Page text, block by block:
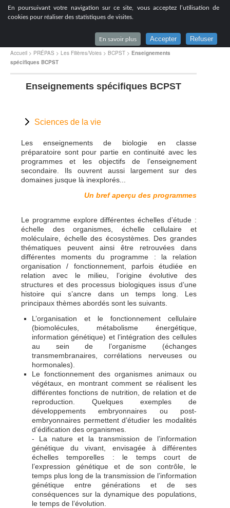
En poursuivant votre navigation sur ce site, vous acceptez l’utilisation de
cookies pour réaliser des statistiques de visites.
En savoir plus Accepter Refuser
Lycée du Parc à Lyon
Accueil > PRÉPAS > Les Filières/Voies > BCPST > Enseignements
spécifiques BCPST
Enseignements spécifiques BCPST
Sciences de la vie
Les enseignements de biologie en classe
préparatoire sont pour partie en continuité avec les
programmes et les objectifs de l’enseignement
secondaire. Ils ouvrent aussi largement sur des
domaines jusque là inexplorés...
Un bref aperçu des programmes
Le programme explore différentes échelles d’étude :
échelle des organismes, échelle cellulaire et
moléculaire, échelle des écosystèmes. Des grandes
thématiques peuvent ainsi être retrouvées dans
différentes moments du programme : la relation
organisation / fonctionnement, parfois étudiée en
relation avec le milieu, l’origine évolutive des
structures et des processus biologiques issus d’une
histoire qui s’ancre dans un temps long. Les
principaux thèmes abordés sont les suivants.
L’organisation et le fonctionnement cellulaire
(biomolécules, métabolisme énergétique,
information génétique) et l’intégration des cellules
au sein de l’organisme (échanges
transmembranaires, corrélations nerveuses ou
hormonales).
Le fonctionnement des organismes animaux ou
végétaux, en montrant comment se réalisent les
différentes fonctions de nutrition, de relation et de
reproduction. Quelques exemples de
développements embryonnaires ou post-
embryonnaires permettent d’étudier les modalités
d’édification des organismes.
- La nature et la transmission de l’information
génétique du vivant, envisagée à différentes
échelles temporelles : le temps court de
l’expression génétique et de son contrôle, le
temps plus long de la transmission de l’information
génétique entre générations et de ses
conséquences sur la dynamique des populations,
le temps de l’évolution.